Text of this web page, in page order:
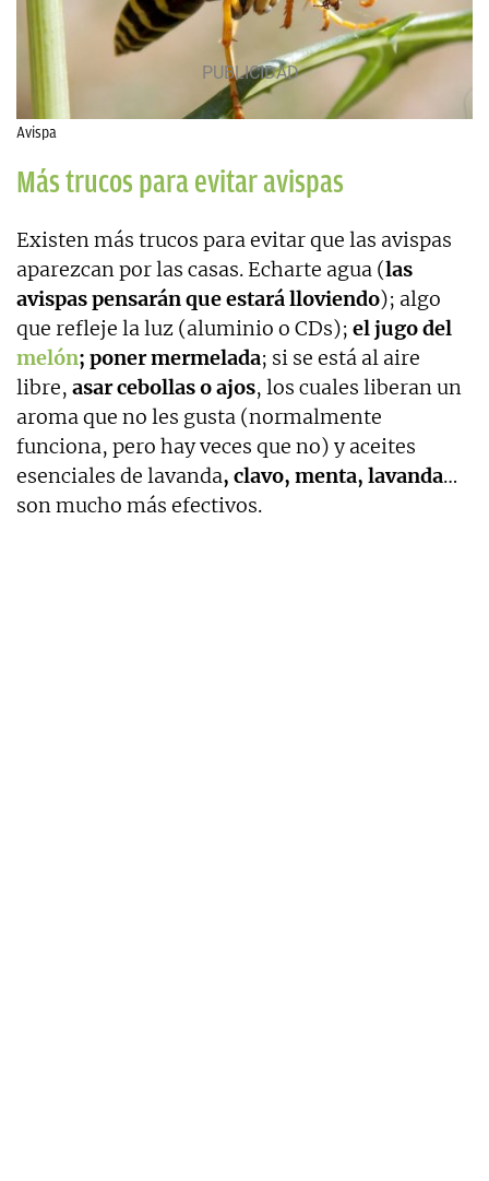
Avispa
Más trucos para evitar avispas
Existen más trucos para evitar que las avispas
aparezcan por las casas. Echarte agua (las
avispas pensarán que estará lloviendo); algo
que refleje la luz (aluminio o CDs); el jugo del
melón; poner mermelada; si se está al aire
libre, asar cebollas o ajos, los cuales liberan un
aroma que no les gusta (normalmente
funciona, pero hay veces que no) y aceites
esenciales de lavanda, clavo, menta, lavanda…
son mucho más efectivos.